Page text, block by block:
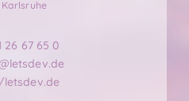
Karlsruhe
26 67 65 0